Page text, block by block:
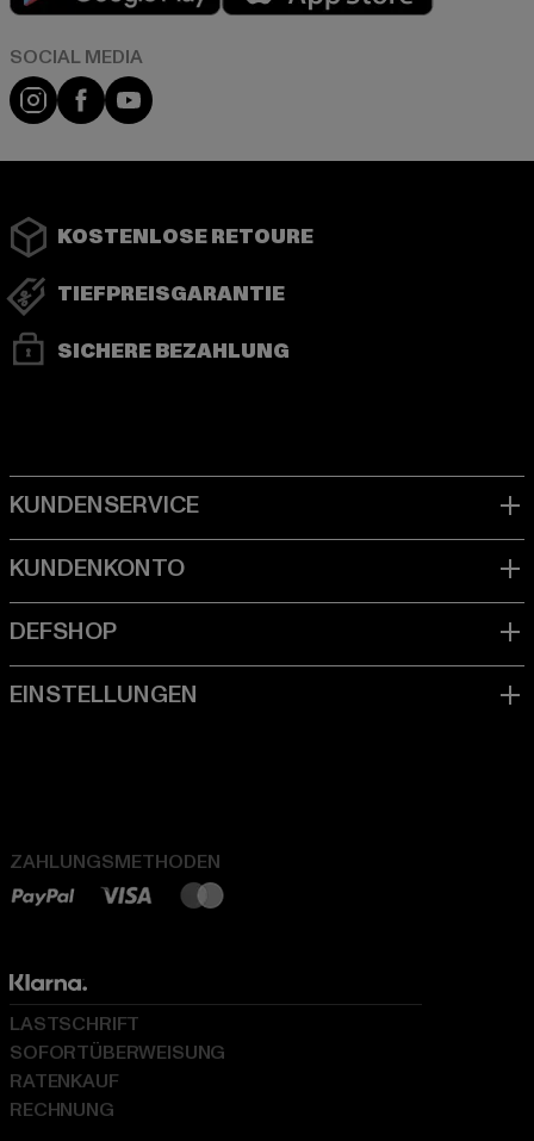
Instagram
FacebookYouTube
KOSTENLOSE RETOURE
TIEFPREISGARANTIE
SICHERE BEZAHLUNG
ZAHLUNGSMETHODEN
LASTSCHRIFT
SOFORTÜBERWEISUNG
RATENKAUF
RECHNUNG